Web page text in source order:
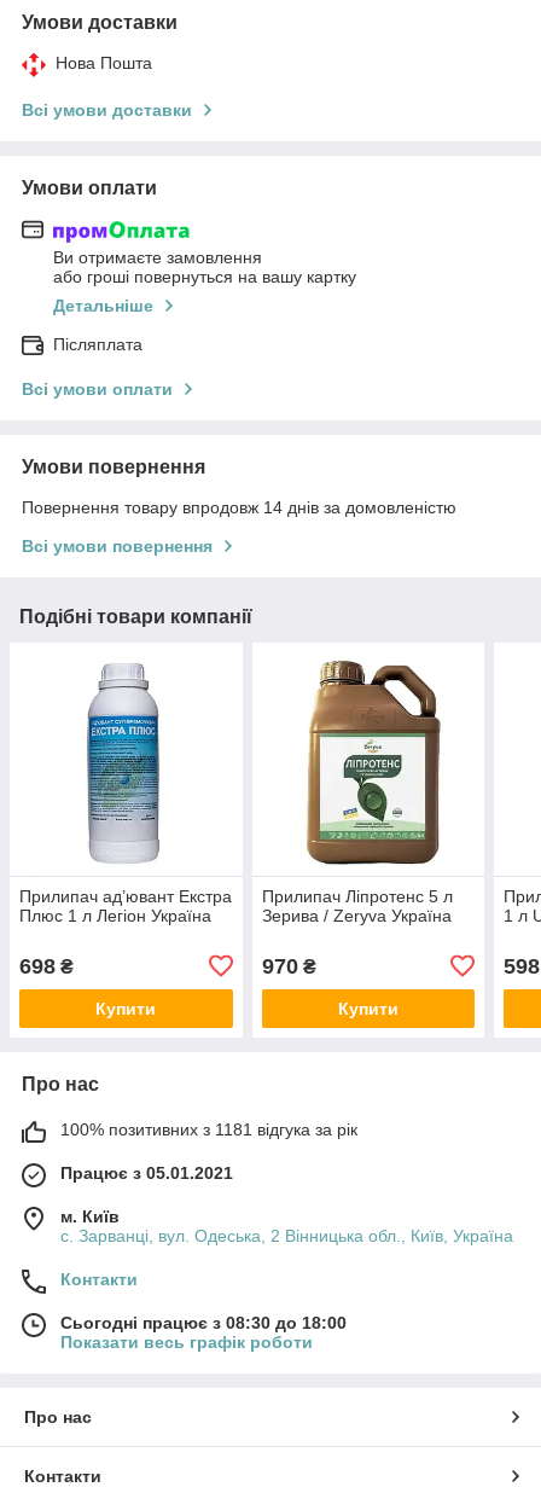
Умови доставки
Нова Пошта
Всі умови доставки
Умови оплати
Ви отримаєте замовлення
або гроші повернуться на вашу картку
Детальніше
Післяплата
Всі умови оплати
Умови повернення
Повернення товару впродовж 14 днів за домовленістю
Всі умови повернення
Подібні товари компанії
Прилипач ад’ювант Екстра
Плюс 1 л Легіон Україна
698 ₴
Купити
Прилипач Ліпротенс 5 л
Зерива / Zeryva Україна
970₴
Купити
1 л
598
Про нас
100% позитивних з 1181 відгука за рік
Працює з 05.01.2021
м. Київ
с. Зарванці, вул. Одеська, 2 Вінницька обл., Київ, Україна
Контакти
Сьогодні працює з 08:30 до 18:00
Показати весь графік роботи
Про нас
Контакти